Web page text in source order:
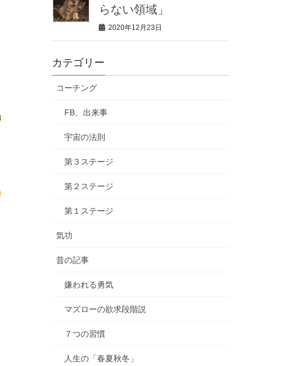
らない領域」
2020年12月23日
カテゴリー
コーチング
FB、出来事
宇宙の法則
第３ステージ
第２ステージ
第１ステージ
気功
昔の記事
嫌われる勇気
マズローの欲求段階説
７つの習慣
人生の「春夏秋冬」